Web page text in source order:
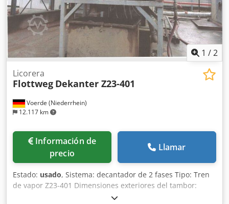
1 /2
Voerde (Niederrhein)
12.117 km
Licorera
Flottweg Dekanter Z23-401
Información de
precio
Llamar
Estado: usado, Sistema: decantador de 2 fases Tipo: Tren
de vapor Z23-401 Dimensiones exteriores del tambor:
aprox. 320 mm Decantador de 2 fases: descarga con